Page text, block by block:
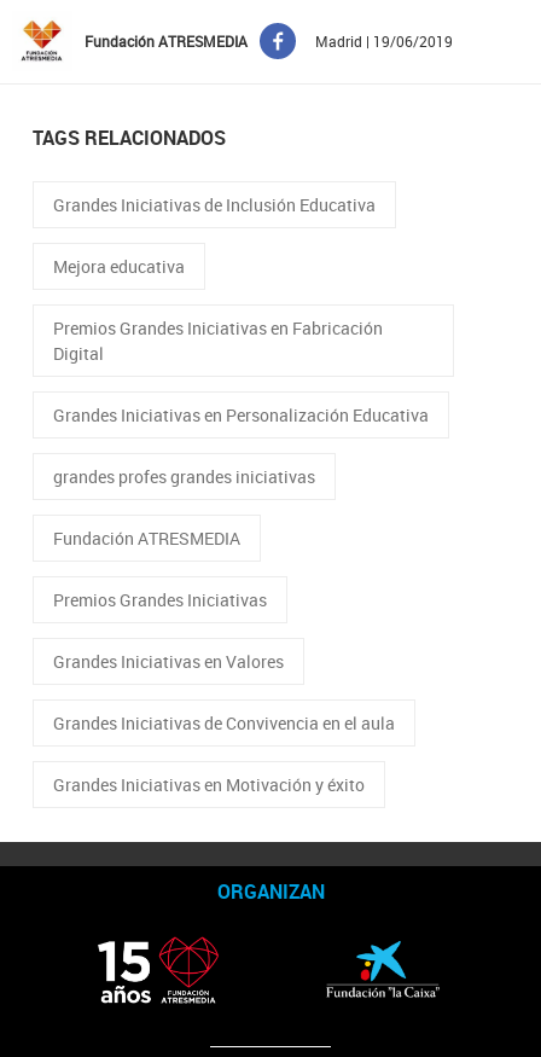
Fundación ATRESMEDIA Madrid | 19/06/2019
TAGS RELACIONADOS
Grandes Iniciativas de Inclusión Educativa
Mejora educativa
Premios Grandes Iniciativas en Fabricación
Digital
Grandes Iniciativas en Personalización Educativa
grandes profes grandes iniciativas
Fundación ATRESMEDIA
Premios Grandes Iniciativas
Grandes Iniciativas en Valores
Grandes Iniciativas de Convivencia en el aula
Grandes Iniciativas en Motivación y éxito
ORGANIZAN